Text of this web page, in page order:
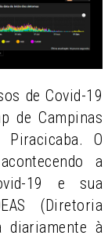
de Covid-19
de Campinas
O
a
19 e sua
(Diretoria
diariamente à